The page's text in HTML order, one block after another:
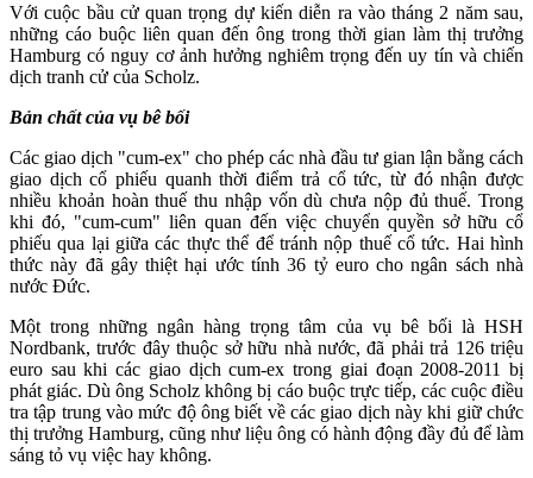
Với cuộc bầu cử quan trọng dự kiến diễn ra vào tháng 2 năm sau,
những cáo buộc liên quan đến ông trong thời gian làm thị trưởng
Hamburg có nguy cơ ảnh hưởng nghiêm trọng đến uy tín và chiến
dịch tranh cử của Scholz.
Bản chất của vụ bê bối
Các giao dịch "cum-ex" cho phép các nhà đầu tư gian lận bằng cách
giao dịch cổ phiếu quanh thời điểm trả cổ tức, từ đó nhận được
nhiều khoản hoàn thuế thu nhập vốn dù chưa nộp đủ thuế. Trong
khi đó, "cum-cum" liên quan đến việc chuyển quyền sở hữu cổ
phiếu qua lại giữa các thực thể để tránh nộp thuế cổ tức. Hai hình
thức này đã gây thiệt hại ước tính 36 tỷ euro cho ngân sách nhà
nước Đức.
Một trong những ngân hàng trọng tâm của vụ bê bối là HSH
Nordbank, trước đây thuộc sở hữu nhà nước, đã phải trả 126 triệu
euro sau khi các giao dịch cum-ex trong giai đoạn 2008-2011 bị
phát giác. Dù ông Scholz không bị cáo buộc trực tiếp, các cuộc điều
tra tập trung vào mức độ ông biết về các giao dịch này khi giữ chức
thị trưởng Hamburg, cũng như liệu ông có hành động đầy đủ để làm
sáng tỏ vụ việc hay không.